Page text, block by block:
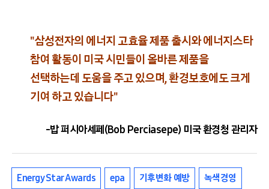
"삼성전자의 에너지 고효율 제품 출시와 에너지스타
참여 활동이 미국 시민들이 올바른 제품을
선택하는데 도움을 주고 있으며, 환경보호에도 크게
기여 하고 있습니다"
-밥 퍼시아세페(Bob Perciasepe) 미국 환경청 관리자
Energy Star Awards epa 기후변화 예방 녹색경영